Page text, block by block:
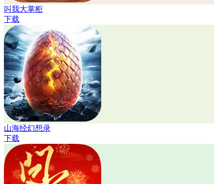
叫我大掌柜
下载
山海经幻想录
下载